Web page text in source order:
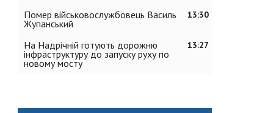
13:30
Помер військовослужбовець Василь
Жупанський
13:27
На Надрічній готують дорожню
інфраструктуру до запуску руху по
новому мосту